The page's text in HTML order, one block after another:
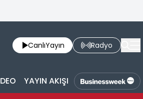
CanlıYayın Radyo
YAYIN AKIŞI